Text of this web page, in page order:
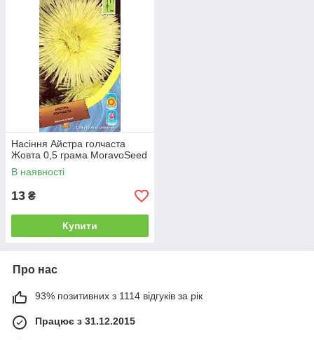
Насіння Айстра голчаста
Жовта 0,5 грама MoravoSeed
В наявності
13 ₴
Купити
Про нас
93% позитивних з 1114 відгуків за рік
Працює з 31.12.2015